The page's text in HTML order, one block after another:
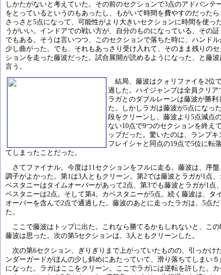
しかたがないと考えていた。その前のセクションで3点のアドバンテ
をとっているというのもあったし、もがいて時間を費やすのだったら
さっさと5点になって、可能性がより大きいセクションに時間を使っ
うがいい。インドアでの戦い方が、自分のものになっている、その証
でもある。そうは言いつつ、このセクションで落ちた時に、ハンドル
少し曲がった。でも、それもあっさり受け入れて、そのまま残りのセ
ションを走った藤波だった。試合展開が読めるようになった、と藤波
言う。
結局、藤波はクォリファイを2位
過した。ハイジャンプは全員クリア
ラガとのダブルレーンは藤波が勝利
た。しかしラガは藤波が5点になっ
段をクリーンし、藤波より5点減点
ない10点で9つのセクションを終え
ップだった。驚いたのは、ランプキ
フレイシャと同点の19点で5位に転
てしまったことだった。
さてファイナル。今度は11セクションをフルに走る。藤波は、序盤
調子がよかった。第1は3人ともクリーン。第2では藤波とラガが1点、
ベスタニーはタイムオーバーがあって2点、第3でも藤波とラガが1点
ベスタニーは2点。そして第4。カベスタニーが5点。続く藤波は、タ
オーバーを含んで2点で通過した。藤波のあとに走ったラガは、5点だ
た。
ここで藤波はトップに出た。これなら勝てるかもしれないと、この
藤波は思った。次の第5セクションは、3人ともクリーンした。
次の第6セクション、ぎりぎりまで上がっていたものの、引っかけ
ンダーガードがほんの少し斜めにあたっていて、滑り落ちてしまい５
になった。ラガはここをクリーン。ここでラガには逆転を許した。カ